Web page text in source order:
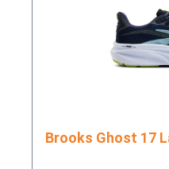
Brooks Ghost